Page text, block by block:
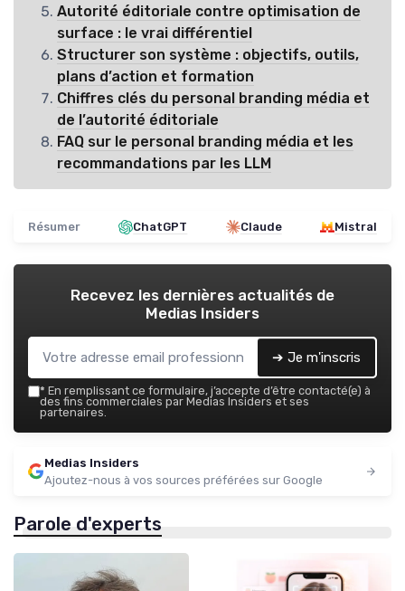
Autorité éditoriale contre optimisation de
surface : le vrai différentiel
Structurer son système : objectifs, outils,
plans d’action et formation
Chiffres clés du personal branding média et
de l’autorité éditoriale
FAQ sur le personal branding média et les
recommandations par les LLM
Résumer ChatGPT Claude Mistral
Recevez les dernières actualités de
Medias Insiders
➔ Je m'inscris
* En remplissant ce formulaire, j’accepte d’être contacté(e) à
des fins commerciales par Medias Insiders et ses
partenaires.
Medias Insiders
Ajoutez-nous à vos sources préférées sur Google
Parole d'experts